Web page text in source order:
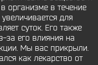
организме в течение
для
суток. Его также
за его влияния на
Мы вас прикрыли.
как лекарство от